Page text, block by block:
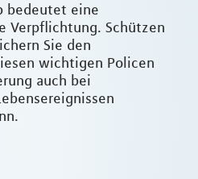
bedeutet eine
Verpflichtung. Schützen
Sie den
wichtigen Policen
auch bei